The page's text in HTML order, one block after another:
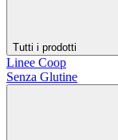
Tutti i prodotti
Linee Coop
Senza Glutine